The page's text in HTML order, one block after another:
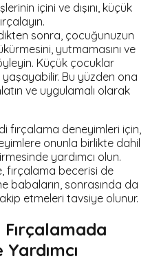
içini ve dışını, küçük
sonra, çocuğunuzun
yutmamasını ve
Küçük çocuklar
Bu yüzden ona
ve uygulamalı olarak
fırçalama deneyimleri için,
onunla birlikte dahil
yardımcı olun.
fırçalama becerisi de
babaların, sonrasında da
etmeleri tavsiye olunur.